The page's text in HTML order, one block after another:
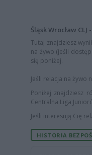
Śląsk Wrocław
Tutaj znajdziesz
na żywo (jeśli
się poniżej.
Jeśli relacja na żywo
Poniżej znajdziesz
Centralna Liga
Jeśli interesują Cię
HISTORIA